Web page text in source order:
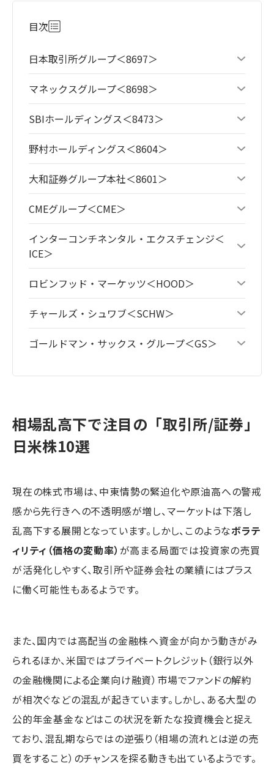
目次
日本取引所グループ＜8697＞
マネックスグループ＜8698＞
SBIホールディングス＜8473＞
野村ホールディングス＜8604＞
大和証券グループ本社＜8601＞
CMEグループ＜CME＞
インターコンチネンタル・エクスチェンジ＜
ICE＞
ロビンフッド・マーケッツ＜HOOD＞
チャールズ・シュワブ＜SCHW＞
ゴールドマン・サックス・グループ＜GS＞
相場乱高下で注目の「取引所/証券」
日米株10選
現在の株式市場は、中東情勢の緊迫化や原油高への警戒
感から先行きへの不透明感が増し、マーケットは下落し
乱高下する展開となっています。しかし、このようなボラテ
ィリティ（価格の変動率） が高まる局面では投資家の売買
が活発化しやすく、取引所や証券会社の業績にはプラス
に働く可能性もあるようです。
また、国内では高配当の金融株へ資金が向かう動きがみ
られるほか、米国ではプライベートクレジット（銀行以外
の金融機関による企業向け融資）市場でファンドの解約
が相次ぐなどの混乱が起きています。しかし、ある大型の
公的年金基金などはこの状況を新たな投資機会と捉え
ており、混乱期ならではの逆張り（相場の流れとは逆の売
買をすること）のチャンスを探る動きも出ているようです。